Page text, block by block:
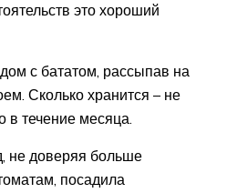
это хороший
с бататом, рассыпав на
Сколько хранится – не
в течение месяца.
не доверяя больше
посадила